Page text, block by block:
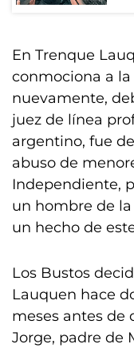
En Trenque
conmociona a
nuevamente,
juez de línea
argentino, fue
abuso de
Independiente,
un hombre de
un hecho de
Los Bustos
Lauquen hace
meses antes de
Jorge, padre de